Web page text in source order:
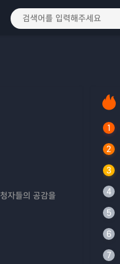
자들의 공감을
1
2
3
4
5
6
7